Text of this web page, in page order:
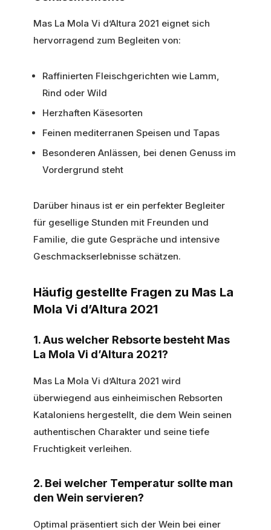
Mas La Mola Vi d’Altura 2021 eignet sich
hervorragend zum Begleiten von:
Raffinierten Fleischgerichten wie Lamm,
Rind oder Wild
Herzhaften Käsesorten
Feinen mediterranen Speisen und Tapas
Besonderen Anlässen, bei denen Genuss im
Vordergrund steht
Darüber hinaus ist er ein perfekter Begleiter
für gesellige Stunden mit Freunden und
Familie, die gute Gespräche und intensive
Geschmackserlebnisse schätzen.
Häufig gestellte Fragen zu Mas La
Mola Vi d’Altura 2021
1. Aus welcher Rebsorte besteht Mas
La Mola Vi d’Altura 2021?
Mas La Mola Vi d’Altura 2021 wird
überwiegend aus einheimischen Rebsorten
Kataloniens hergestellt, die dem Wein seinen
authentischen Charakter und seine tiefe
Fruchtigkeit verleihen.
2. Bei welcher Temperatur sollte man
den Wein servieren?
Optimal präsentiert sich der Wein bei einer